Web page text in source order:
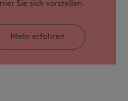
Sie sich vorstellen.
Mehr erfahren